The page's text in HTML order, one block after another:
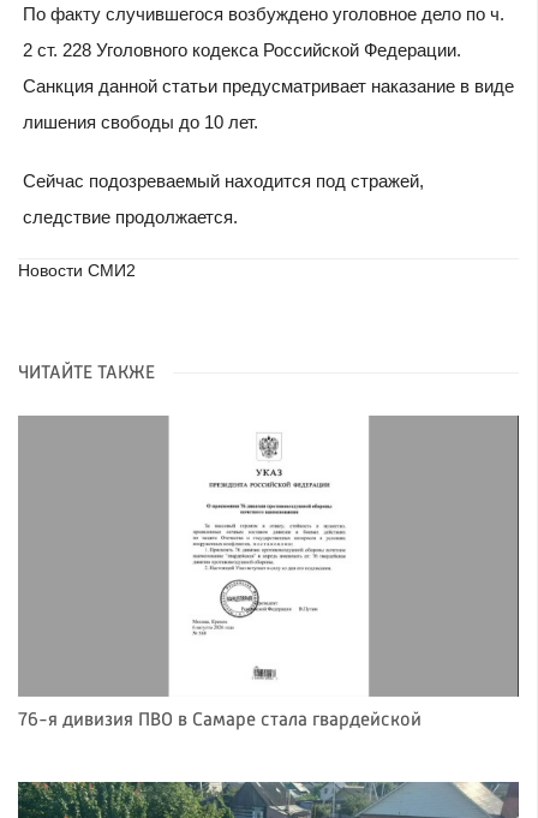
По факту случившегося возбуждено уголовное дело по ч.
2 ст. 228 Уголовного кодекса Российской Федерации.
Санкция данной статьи предусматривает наказание в виде
лишения свободы до 10 лет.
Сейчас подозреваемый находится под стражей,
следствие продолжается.
Новости СМИ2
ЧИТАЙТЕ ТАКЖЕ
76-я дивизия ПВО в Самаре стала гвардейской